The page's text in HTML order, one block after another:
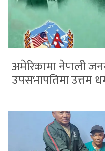
अमेरिकामा नेपाली
उपसभापतिमा उत्तम